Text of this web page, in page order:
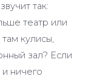
так:
театр или
кулисы,
зал? Если
и ничего